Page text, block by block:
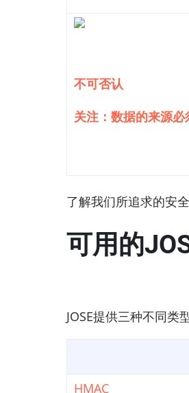
不可否认
关注：数据的来源
了解我们所追求的安
可用的
JOSE提供三种不同类
HMAC